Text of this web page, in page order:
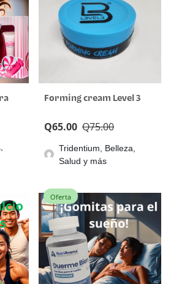
Forming cream Level 3
Q75.00
Q65.00
Tridentium, Belleza,
Salud y más
Oferta